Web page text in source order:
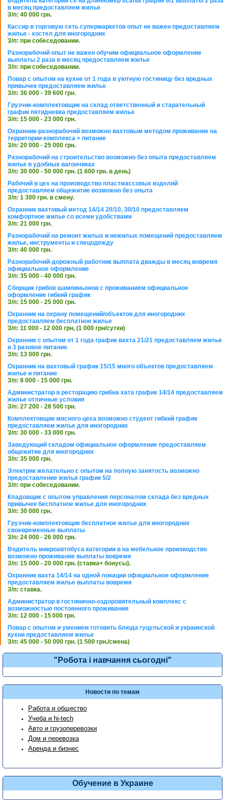
в месяц предоставляем жилье
З/п: 40 000 грн.
Кассир в торговую сеть супермаркетов опыт не важен предоставляем
жилье - хостел для иногородних
З/п: при собеседовании.
Разнорабочий опыт не важен обучим официальное оформление
выплаты 2 раза в месяц предоставляем жилье
З/п: при собеседовании.
Повар с опытом на кухне от 1 года в уютную гостиницу без вредных
привычек предоставляем жилье
З/п: 36 000 - 39 600 грн.
Грузчик-комплектовщик на склад ответственный и старательный
график пятидневка предоставляем жилье
З/п: 15 000 - 23 000 грн.
Охранник-разнорабочий возможно вахтовым методом проживание на
территории комплекса + питание
З/п: 20 000 - 25 000 грн.
Разнорабочий на строительство возможно без опыта предоставляем
жилье в удобных вагончиках
З/п: 30 000 - 50 000 грн. (1 600 грн. в день)
Рабочий в цех на производство пластмассовых изделий
предоставляем общежитие возможно без опыта
З/п: 1 300 грн. в смену.
Охранник вахтовый метод 14/14 20/10, 30/10 предоставляем
комфортное жилье со всеми удобствами
З/п: 21 000 грн.
Разнорабочий на ремонт жилых и нежилых помещений предоставляем
жилье, инструменты и спецодежду
З/п: 40 000 грн.
Разнорабочий-дорожный работник выплата дважды в месяц вовремя
официальное оформление
З/п: 35 000 - 40 000 грн.
Сборщик грибов шампиньонов с проживанием официальное
оформление гибкий график
З/п: 15 000 - 25 000 грн.
Охранник на охрану помещений/объектов для иногородних
предоставляем бесплатное жилье
З/п: 11 000 - 12 000 грн, (1 000 грн/сутки)
Охранник с опытом от 1 года график вахта 21/21 предоставляем жилье
и 3 разовое питание
З/п: 13 000 грн.
Охранник на вахтовый график 15/15 много объектов предоставляем
жилье и питание
З/п: 8 000 - 15 000 грн.
Администратор в ресторацию грибна хата график 14/14 предоставляем
жилье отличные условия
З/п: 27 200 - 28 500 грн.
Комплектовщик мясного цеха возможно студент гибкий график
предоставляем жилье для иногородних
З/п: 30 000 - 33 000 грн.
Заведующий складом официальное оформление предоставляем
общежитие для иногородних
З/п: 35 000 грн.
Электрик желательно с опытом на полную занятость возможно
предоставление жилья график 5/2
З/п: при собеседовании.
Кладовщик с опытом управления персоналом склада без вредных
привычек бесплатное жилье для иногородних
З/п: 30 000 грн.
Грузчик-комплектовщик бесплатное жилье для иногородних
своевременные выплаты
З/п: 24 000 - 26 000 грн.
Водитель микроавтобуса категории в на мебельное производство
возможно проживание выплаты вовремя
З/п: 15 000 - 20 000 грн. (ставка+ бонусы).
Охранник вахта 14/14 на одной локации официальное оформление
предоставляем жилье выплаты вовремя
З/п: ставка.
Администратор в гостинично-оздоровительный комплекс с
возможностью постоянного проживания
З/п: 12 000 - 15 000 грн.
Повар с опытом и умением готовить блюда гуцульской и украинской
кухни предоставляем жилье
З/п: 45 000 - 50 000 грн. (1 500 грн./смена)
"Робота і навчання сьогодні"
Новости по темам
Работа и общество
Учеба и hi-tech
Авто и грузоперевозки
Дом и перевозка
Аренда и бизнес
Обучение в Украине